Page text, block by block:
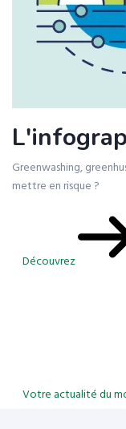
Greenwashing,
mettre en risque ?
Découvrez
Votre actualité du